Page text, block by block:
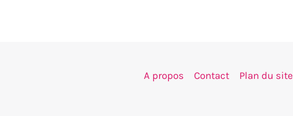
A propos Contact Plan du site